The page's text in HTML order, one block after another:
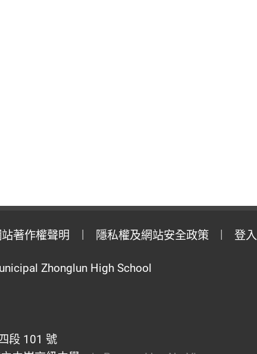
著作權聲明 隱私權及網站安全政策 登入
Zhonglun High School
段 101 號